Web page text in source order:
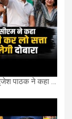
राहुल गाँधी के ज़रिये 2027 के चुनाव की तैयारी, बृजेश पाठक ने कहा चुक चुकी हैं कांग्रेस